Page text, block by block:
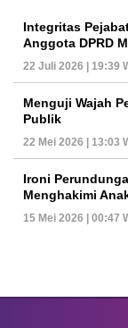
Integritas
Anggota DPRD
22 Juli 2026 | 19:39
Menguji Wajah
Publik
22 Mei 2026 | 13:03
Ironi
Menghakimi
15 Mei 2026 | 00:47